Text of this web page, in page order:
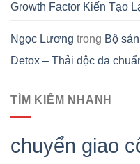
Growth Factor Kiến Tạo
Ngọc Lương trong Bộ
Detox – Thải độc da
TÌM KIẾM NHANH
chuyển giao